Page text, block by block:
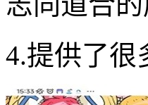
4.提供了很